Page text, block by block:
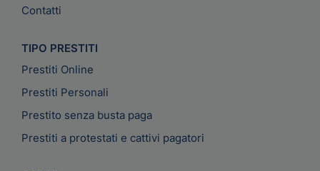
Contatti
TIPO PRESTITI
Prestiti Online
Prestiti Personali
Prestito senza busta paga
Prestiti a protestati e cattivi pagatori